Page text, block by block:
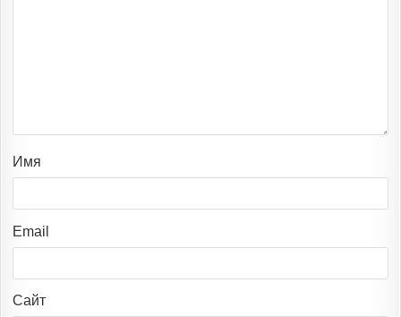
Имя
Email
Сайт